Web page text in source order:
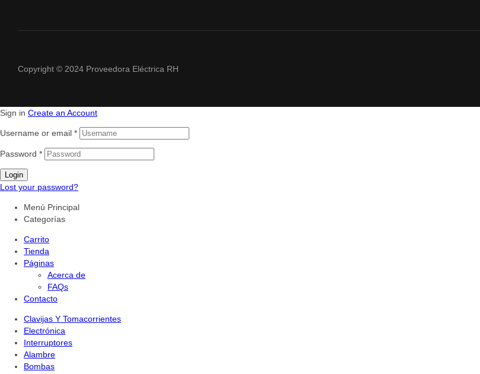
Copyright © 2024 Proveedora Eléctrica RH
Sign in Create an Account
Username or email *
Password *
Login
Lost your password?
Menú Principal
Categorías
Carrito
Tienda
Páginas
Acerca de
FAQs
Contacto
Clavijas Y Tomacorrientes
Electrónica
Interruptores
Alambre
Bombas